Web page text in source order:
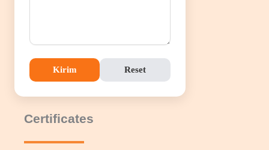
Kirim Reset
Certificates